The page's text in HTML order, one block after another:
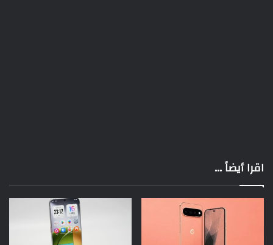
اقرا أيضاً ...